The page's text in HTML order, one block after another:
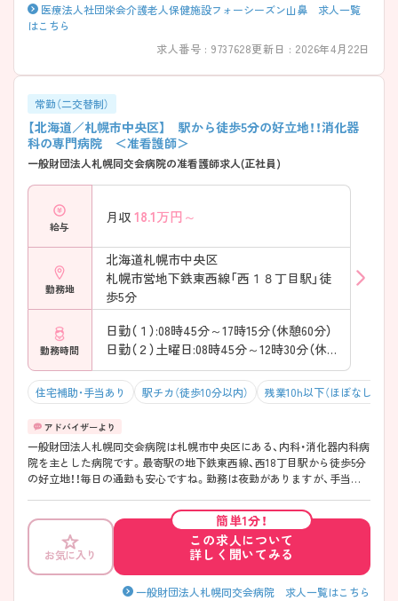
医療法人社団栄会介護老人保健施設フォーシーズン山鼻 求人一覧
はこちら
求人番号 : 9737628更新日 : 2026年4月22日
常勤（二交替制）
【北海道／札幌市中央区】 駅から徒歩5分の好立地！！消化器
科の専門病院 ＜准看護師＞
一般財団法人札幌同交会病院の准看護師求人(正社員)
給与
月収 18.1万円～
勤務地
北海道札幌市中央区
札幌市営地下鉄東西線「西１８丁目駅」徒
歩5分
勤務時間
日勤（１）:08時45分～17時15分（休憩60分）
日勤（２）土曜日:08時45分～12時30分（休憩0分）
住宅補助・手当あり 駅チカ（徒歩10分以内） 残業10h以下（ほぼなし）
一般財団法人札幌同交会病院は札幌市中央区にある、内科・消化器内科病
院を主とした病院です。最寄駅の地下鉄東西線、西18丁目駅から徒歩5分
の好立地！！毎日の通勤も安心ですね。勤務は夜勤がありますが、手当て
です。しっかり働いてプライベートは充実させたい方におススメの職場
ですよ。ご興味がある方には面接対策などを含め、さらに詳しい内容を
ご案内させていただきますので、是非お気軽にお問い合わせください。
お気に入り
簡単1分！
この求人について
詳しく聞いてみる
一般財団法人札幌同交会病院 求人一覧はこちら